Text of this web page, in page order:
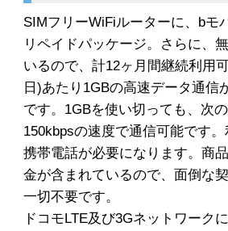
SIMフリーWiFiルーターに、bモ
リペイドパッケージ。さらに、
いるので、計12ヶ月間継続利用
日)あたり1GBの高速データ通信
です。1GBを使い切っても、次
150kbpsの速度で通信可能です
携帯電話が必要になります。商
金が含まれているので、面倒な
一切不要です。
ドコモLTE及び3Gネットワーク